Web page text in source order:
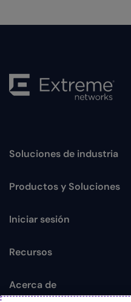
Toggle
Soluciones de industria
Toggle
Productos y Soluciones
Toggle
Iniciar sesión
Toggle
Recursos
Toggle
Acerca de